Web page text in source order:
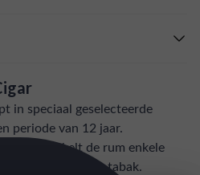
morgen in huis (uitzondering bij
klantenservice.
in speciaal geselecteerde
periode van 12 jaar.
ontwikkelt de rum enkele
vanille, kruiden en tabak.